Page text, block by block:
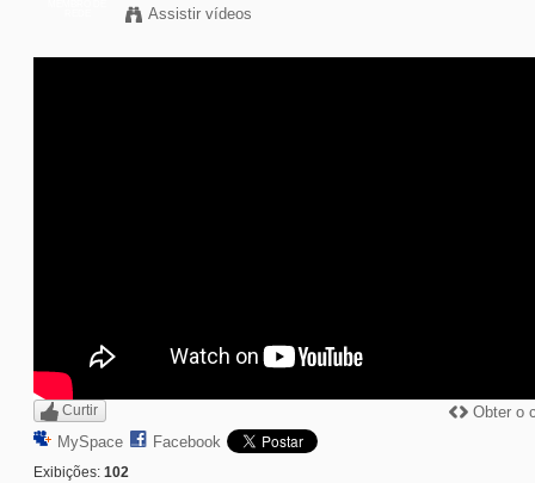
Assistir vídeos
Curtir
MySpace Facebook
Exibições: 102
Obter o